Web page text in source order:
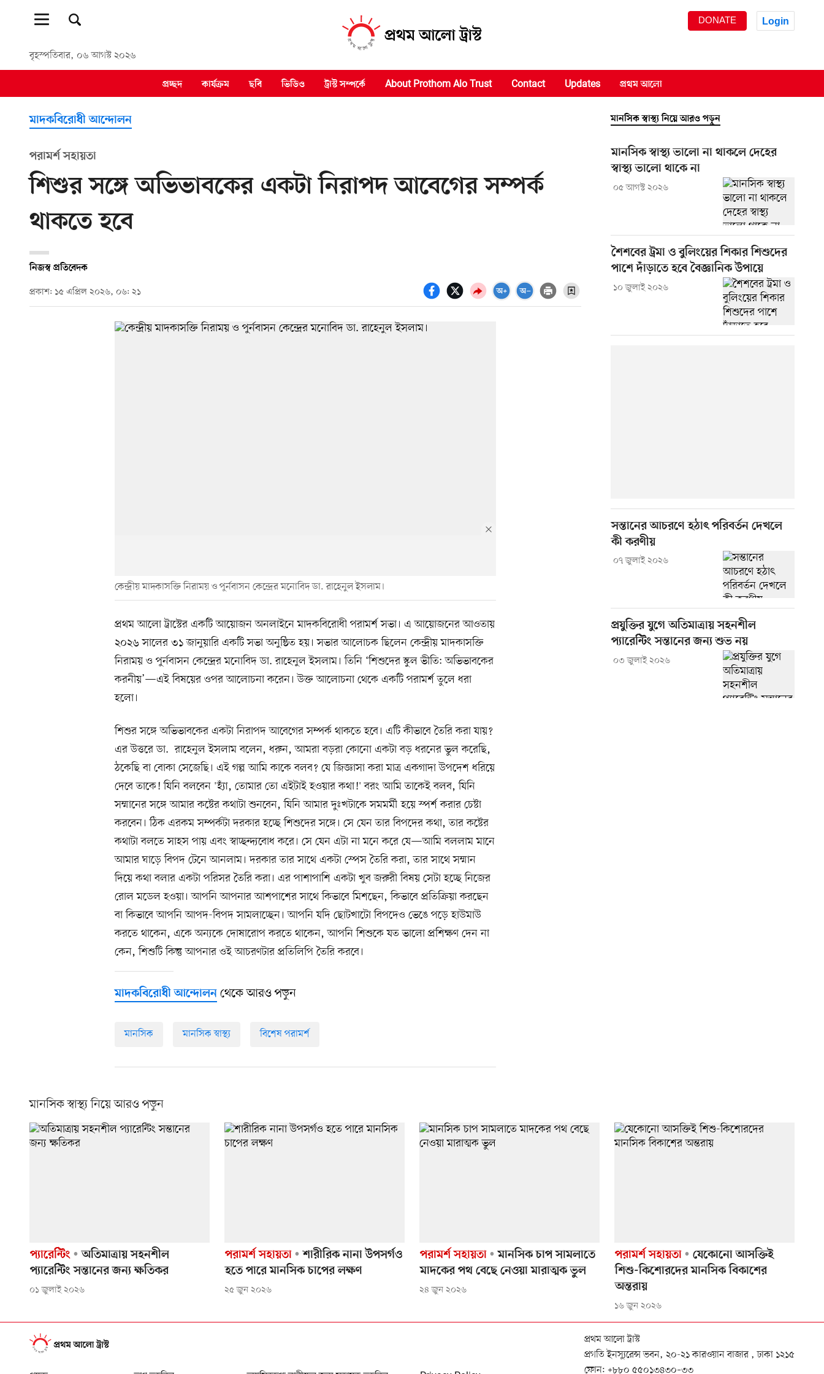
বৃহস্পতিবার, ০৬ আগস্ট ২০২৬
DONATE Login
প্রচ্ছদ কার্যক্রম ছবি ভিডিও ট্রাস্ট সম্পর্কে About Prothom Alo Trust Contact Updates প্রথম আলো
মাদকবিরোধী আন্দোলন
পরামর্শ সহায়তা
শিশুর সঙ্গে অভিভাবকের একটা নিরাপদ আবেগের সম্পর্ক
থাকতে হবে
নিজস্ব প্রতিবেদক
প্রকাশ: ১৫ এপ্রিল ২০২৬, ০৬: ২১
কেন্দ্রীয় মাদকাসক্তি নিরাময় ও পুর্নবাসন কেন্দ্রের মনোবিদ ডা. রাহেনুল ইসলাম।
প্রথম আলো ট্রাস্টের একটি আয়োজন অনলাইনে মাদকবিরোধী পরামর্শ সভা। এ আয়োজনের আওতায়
২০২৬ সালের ৩১ জানুয়ারি একটি সভা অনুষ্ঠিত হয়। সভার আলোচক ছিলেন কেন্দ্রীয় মাদকাসক্তি
নিরাময় ও পুর্নবাসন কেন্দ্রের মনোবিদ ডা. রাহেনুল ইসলাম। তিনি ‘শিশুদের স্কুল ভীতি: অভিভাবকের
করনীয়’—এই বিষয়ের ওপর আলোচনা করেন। উক্ত আলোচনা থেকে একটি পরামর্শ তুলে ধরা
হলো।
শিশুর সঙ্গে অভিভাবকের একটা নিরাপদ আবেগের সম্পর্ক থাকতে হবে। এটি কীভাবে তৈরি করা যায়?
এর উত্তরে ডা. রাহেনুল ইসলাম বলেন, ধরুন, আমরা বড়রা কোনো একটা বড় ধরনের ভুল করেছি,
ঠকেছি বা বোকা সেজেছি। এই গল্প আমি কাকে বলব? যে জিজ্ঞাসা করা মাত্র একগাদা উপদেশ ধরিয়ে
দেবে তাকে! ‍যিনি বলবেন 'হ্যাঁ, তোমার তো এইটাই হওয়ার কথা!' বরং আমি তাকেই বলব, যিনি
সম্মানের সঙ্গে আমার কষ্টের কথাটা শুনবেন, যিনি আমার দুঃখটাকে সমমর্মী হয়ে স্পর্শ করার চেষ্টা
করবেন। ঠিক এরকম সম্পর্কটা দরকার হচ্ছে শিশুদের সঙ্গে। সে যেন তার বিপদের কথা, তার কষ্টের
কথাটা বলতে সাহস পায় এবং স্বাচ্ছন্দ্যবোধ করে। সে যেন এটা না মনে করে যে—আমি বললাম মানে
আমার ঘাড়ে বিপদ টেনে আনলাম। দরকার তার সাথে একটা স্পেস তৈরি করা, তার সাথে সম্মান
দিয়ে কথা বলার একটা পরিসর তৈরি করা। এর পাশাপাশি একটা খুব জরুরী বিষয় সেটা হচ্ছে নিজের
রোল মডেল হওয়া। আপনি আপনার আশপাশের সাথে কিভাবে মিশছেন, কিভাবে প্রতিক্রিয়া করছেন
বা কিভাবে আপনি আপদ-বিপদ সামলাচ্ছেন। আপনি যদি ছোটখাটো বিপদেও ভেঙে পড়ে হাউমাউ
করতে থাকেন, একে অন্যকে দোষারোপ করতে থাকেন, আপনি শিশুকে যত ভালো প্রশিক্ষণ দেন না
কেন, শিশুটি কিন্তু আপনার ওই আচরণটার প্রতিলিপি তৈরি করবে।
মাদকবিরোধী আন্দোলন থেকে আরও পড়ুন
মানসিক মানসিক স্বাস্থ্য বিশেষ পরামর্শ
মানসিক স্বাস্থ্য নিয়ে আরও পড়ুন
মানসিক স্বাস্থ্য ভালো না থাকলে দেহের
স্বাস্থ্য ভালো থাকে না
০৫ আগস্ট ২০২৬
শৈশবের ট্রমা ও বুলিংয়ের শিকার শিশুদের
পাশে দাঁড়াতে হবে বৈজ্ঞানিক উপায়ে
১০ জুলাই ২০২৬
সন্তানের আচরণে হঠাৎ পরিবর্তন দেখলে
কী করণীয়
০৭ জুলাই ২০২৬
প্রযুক্তির যুগে অতিমাত্রায় সহনশীল
প্যারেন্টিং সন্তানের জন্য শুভ নয়
০৩ জুলাই ২০২৬
মানসিক স্বাস্থ্য নিয়ে আরও পড়ুন
প্যারেন্টিং
অতিমাত্রায় সহনশীল
প্যারেন্টিং সন্তানের জন্য ক্ষতিকর
০১ জুলাই ২০২৬
পরামর্শ সহায়তা
শারীরিক নানা উপসর্গও
হতে পারে মানসিক চাপের লক্ষণ
২৫ জুন ২০২৬
পরামর্শ সহায়তা
মানসিক চাপ সামলাতে
মাদকের পথ বেছে নেওয়া মারাত্মক ভুল
২৪ জুন ২০২৬
পরামর্শ সহায়তা
যেকোনো আসক্তিই
শিশু-কিশোরদের মানসিক বিকাশের
অন্তরায়
১৬ জুন ২০২৬
প্রথম আলো ট্রাস্ট
প্রগতি ইনস্যুরেন্স ভবন, ২০-২১ কারওয়ান বাজার , ঢাকা ১২১৫
ফোন: +৮৮০ ৫৫০১৩৪৩০–৩৩